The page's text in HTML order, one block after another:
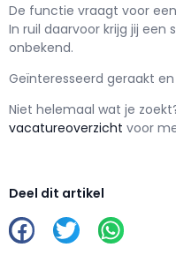
De functie vraagt voor een
In ruil daarvoor krijg jij een
onbekend.
Geïnteresseerd geraakt
Niet helemaal wat je
vacatureoverzicht voor
Deel dit artikel